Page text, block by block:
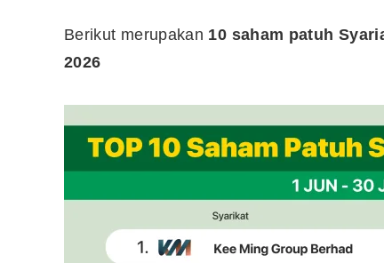
Berikut merupakan 10 saham patuh
2026